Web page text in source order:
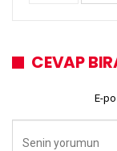
CEVAP
E-